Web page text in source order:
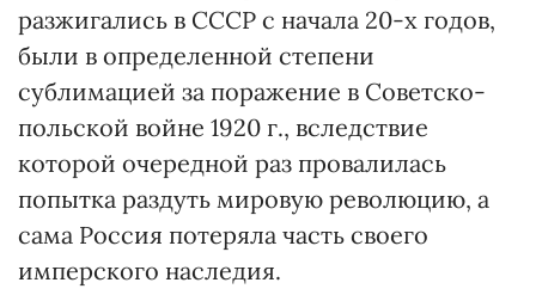
разжигались в СССР с начала 20-х годов,
были в определенной степени
сублимацией за поражение в Советско-
польской войне 1920 г., вследствие
которой очередной раз провалилась
попытка раздуть мировую революцию, а
сама Россия потеряла часть своего
имперского наследия.